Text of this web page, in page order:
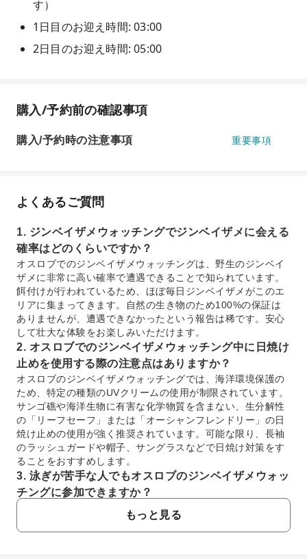
す）
1日目のお迎え時間: 03:00
2日目のお迎え時間: 05:00
購入/予約前の確認事項
購入/予約時の注意事項 重要事項
よくあるご質問
1. ジンベイザメウォッチングでジンベイザメに会える
確率はどのくらいですか？
オスロブでのジンベイザメウォッチングは、野生のジンベイ
ザメに非常に高い確率で遭遇できることで知られています。
餌付けが行われているため、ほぼ毎日ジンベイザメがこのエ
リアに集まってきます。自然の生き物のため100%の保証は
ありませんが、遭遇できなかったという報告は稀です。安心
して壮大な体験をお楽しみいただけます。
2. オスロブでのジンベイザメウォッチング中に日焼け
止めを使用する際の注意点はありますか？
オスロブのジンベイザメウォッチングでは、海洋環境保護の
ため、特定の種類のUVクリームの使用が制限されています。
サンゴ礁や海洋生物に有害な化学物質を含まない、生分解性
の「リーフセーフ」または「オーシャンフレンドリー」の日
焼け止めの使用が強く推奨されています。可能な限り、長袖
のラッシュガードや帽子、サングラスなどで日焼け対策をす
ることをおすすめします。
3. 泳ぎが苦手な人でもオスロブのジンベイザメウォッ
チングに参加できますか？
はい、泳ぎが苦手な方でもオスロブのジンベイザメウォッチ
ングにご参加いただけます。ライフベストの着用が義務付け
られており、浅瀬での観察やボートからの見学も可能です。
もっと見る